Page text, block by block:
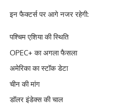
इन फैक्टर्स पर आगे नजर रहेगी:
पश्चिम एशिया की स्थिति
OPEC+ का अगला फैसला
अमेरिका का स्टॉक डेटा
चीन की मांग
डॉलर इंडेक्स की चाल